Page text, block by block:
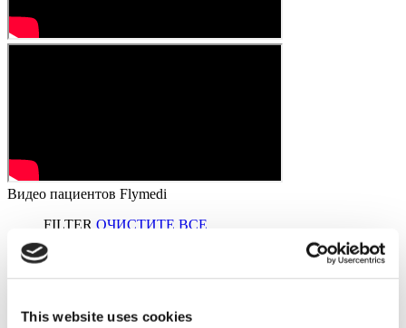
This website uses cookies
Видео пациентов Flymedi
FILTER ОЧИСТИТЕ ВСЕ
Направления
Braşov(1)